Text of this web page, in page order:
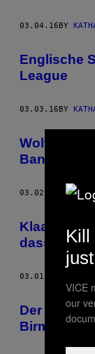
03.04.16BY
Englische
League
03.03.16BY
Bank von
03.02.16 BY
Klaas’
dass
03.01.16
Der
Kill
VICE
our